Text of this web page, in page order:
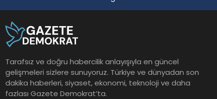
Tarafsız ve doğru habercilik anlayışıyla en güncel
gelişmeleri sizlere sunuyoruz. Türkiye ve dünyadan son
dakika haberleri, siyaset, ekonomi, teknoloji ve daha
fazlası Gazete Demokrat’ta.